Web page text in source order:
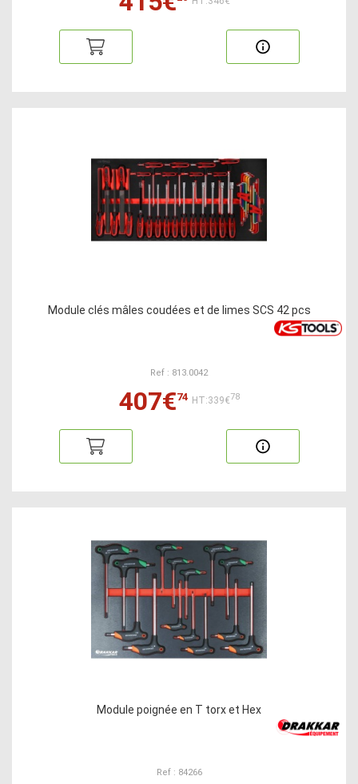
Module clés mâles coudées et de limes SCS 42 pcs
Ref : 813.0042
407€74 HT:339€78
Module poignée en T torx et Hex
Ref : 84266